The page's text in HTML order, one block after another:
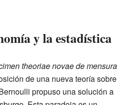
y la estadística
theoriae novae de mensura
de una nueva teoría sobre
propuso una solución a